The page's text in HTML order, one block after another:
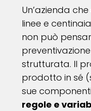
Un’azienda
linee e
non può
strutturata. Il
prodotto in sé
sue
regole e